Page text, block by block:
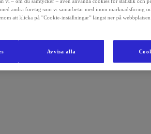
andra företag som vi samarbetar med inom marknadsföring
att klicka på ”Cookie-inställningar” längst ner på
Avvisa alla